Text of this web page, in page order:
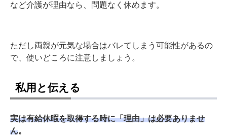
など介護が理由なら、問題なく休めます。
ただし両親が元気な場合はバレてしまう可能性があるの
で、使いどころに注意しましょう。
私用と伝える
実は有給休暇を取得する時に「理由」は必要ありませ
ん。